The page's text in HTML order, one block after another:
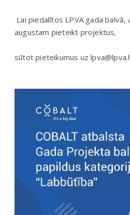
Lai piedalītos LPVA gada balvā,
augustam pieteikt projektus,
sūtot pieteikumus uz